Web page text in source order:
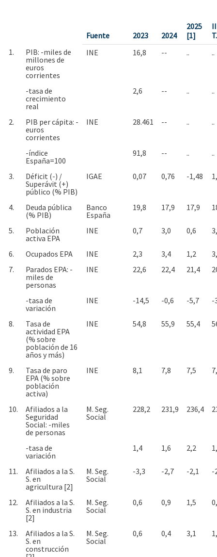
Fuente 2023 2024
2025
[1]
1.
PIB: -miles de
millones de
euros
corrientes
INE 16,8 -- .. ..
-tasa de
crecimiento
real
2,6 -- .. ..
2.
PIB per cápita: -
euros
corrientes
INE 28.461 -- .. ..
-índice
España=100
91,8 -- .. ..
3.
Déficit (-) /
Superávit (+)
público (% PIB)
IGAE 0,07 0,76 -1,48
4.
Deuda pública
(% PIB)
Banco
España
19,8 17,9 17,9
5.
Población
activa EPA
INE 0,7 3,0 0,6
6. Ocupados EPA INE 2,3 3,4 1,2
7.
Parados EPA: -
miles de
personas
INE 22,6 22,4 21,4
-tasa de
variación
INE -14,5 -0,6 -5,7 -
8.
Tasa de
actividad EPA
(% sobre
población de 16
años y más)
INE 54,8 55,9 55,4
9.
Tasa de paro
EPA (% sobre
población
activa)
INE 8,1 7,8 7,5
10.
Afiliados a la
Seguridad
Social: -miles
de personas
M. Seg.
Social
228,2 231,9 236,4
-tasa de
variación
1,4 1,6 2,2
11.
Afiliados a la S.
S. en
agricultura [2]
M. Seg.
Social
-3,3 -2,7 -2,1 -
12.
Afiliados a la S.
S. en industria
[2]
M. Seg.
Social
0,6 0,9 1,5
13.
Afiliados a la S.
S. en
construcción
M. Seg.
Social
0,6 0,4 3,1